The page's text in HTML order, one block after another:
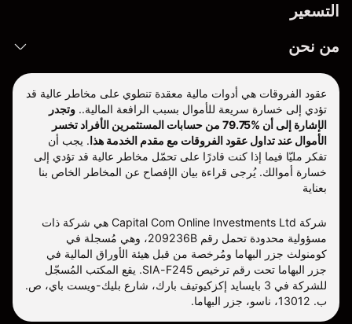
التسعير
من نحن
عقود الفروقات هي أدوات مالية معقدة تنطوي على مخاطر عالية قد
تؤدي إلى خسارة سريعة للأموال بسبب الرافعة المالية.. وتجدر
الإشارة إلى أن %79.75 من حسابات المستثمرين الأفراد تخسر
الأموال عند تداول عقود الفروقات مع مقدم الخدمة هذا. يجب أن
تفكر مليّا فيما إذا كنت قادرًا على تحمّل مخاطر عالية قد تؤدي إلى
خسارة أموالك. يُرجى قراءة بيان الإفصاح عن المخاطر الخاص بنا
بعناية
شركة Capital Com Online Investments Ltd هي شركة ذات
مسؤولية محدودة تحمل رقم 209236B، وهي مُسجلة في
كومنولث جزر البهاما ومُرخصة من قبل هيئة الأوراق المالية في
جزر البهاما تحت رقم ترخيص SIA-F245. يقع المكتب المُسجّل
للشركة في 3 بايسايد إكزكيوتيف بارك، شارع بليك-ويست باي، ص.
ب. 13012، ناسو، جزر البهاما.